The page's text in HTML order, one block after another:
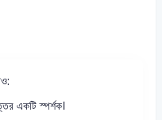
একটি স্পর্শক।